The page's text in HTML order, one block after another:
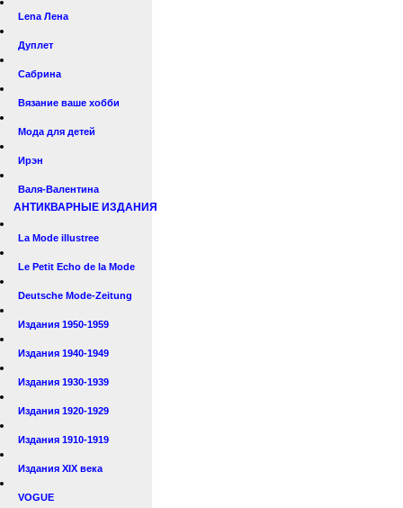
Lena Лена
Дуплет
Сабрина
Вязание ваше хобби
Мода для детей
Ирэн
Валя-Валентина
АНТИКВАРНЫЕ ИЗДАНИЯ
La Mode illustree
Le Petit Echo de la Mode
Deutsche Mode-Zeitung
Издания 1950-1959
Издания 1940-1949
Издания 1930-1939
Издания 1920-1929
Издания 1910-1919
Издания XIX века
VOGUE